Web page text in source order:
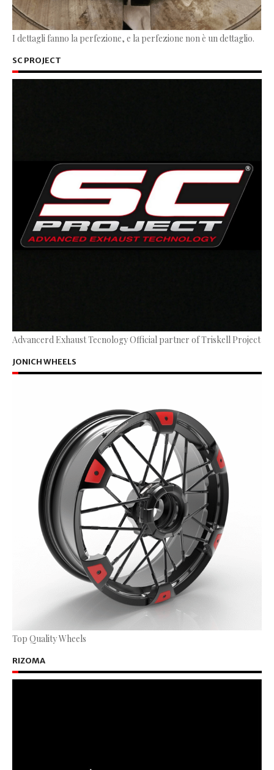
I dettagli fanno la perfezione, e la perfezione non è un dettaglio.
SC PROJECT
Advancerd Exhaust Tecnology Official partner of Triskell Project
JONICH WHEELS
Top Quality Wheels
RIZOMA